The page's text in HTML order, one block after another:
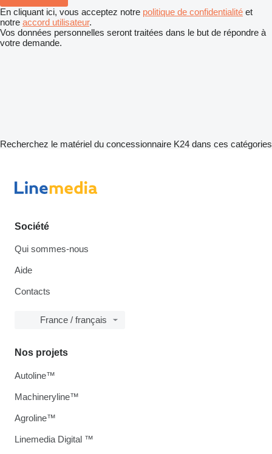
En cliquant ici, vous acceptez notre politique de confidentialité et
notre accord utilisateur.
Vos données personnelles seront traitées dans le but de répondre à
votre demande.
Recherchez le matériel du concessionnaire K24 dans ces catégories
Société
Qui sommes-nous
Aide
Contacts
France / français
Nos projets
Autoline™
Machineryline™
Agroline™
Linemedia Digital ™